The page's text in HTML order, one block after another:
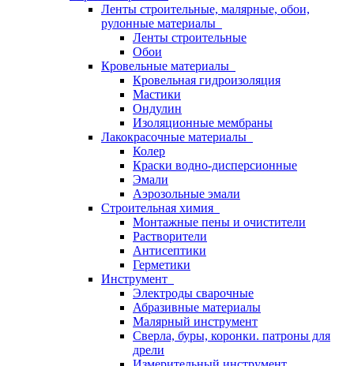
Ленты строительные, малярные, обои,
рулонные материалы
Ленты строительные
Обои
Кровельные материалы
Кровельная гидроизоляция
Мастики
Ондулин
Изоляционные мембраны
Лакокрасочные материалы
Колер
Краски водно-дисперсионные
Эмали
Аэрозольные эмали
Строительная химия
Монтажные пены и очистители
Растворители
Антисептики
Герметики
Инструмент
Электроды сварочные
Абразивные материалы
Малярный инструмент
Сверла, буры, коронки. патроны для
дрели